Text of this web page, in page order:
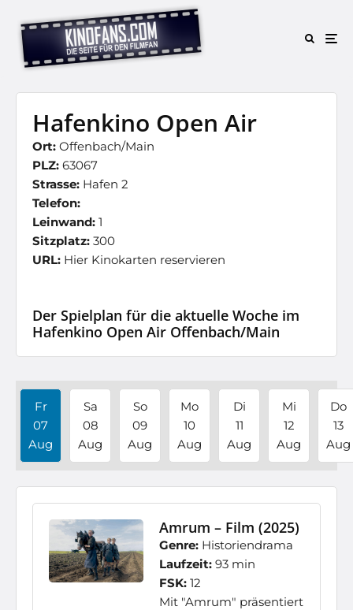
Hafenkino Open Air
Ort: Offenbach/Main
PLZ: 63067
Strasse: Hafen 2
Telefon:
Leinwand: 1
Sitzplatz: 300
URL: Hier Kinokarten reservieren
Der Spielplan für die aktuelle Woche im
Hafenkino Open Air Offenbach/Main
Fr
07
Aug
Sa
08
Aug
So
09
Aug
Mo
10
Aug
Di
11
Aug
Mi
12
Aug
Do
13
Aug
Amrum – Film (2025)
Genre: Historiendrama
Laufzeit: 93 min
FSK: 12
Mit "Amrum" präsentiert